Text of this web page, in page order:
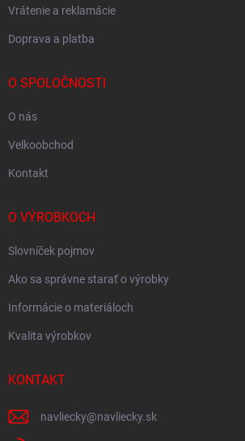
Vrátenie a reklamácie
Doprava a platba
O SPOLOČNOSTI
O nás
Velkoobchod
Kontakt
O VÝROBKOCH
Slovníček pojmov
Ako sa správne starať o výrobky
Informácie o materiáloch
Kvalita výrobkov
KONTAKT
navliecky@navliecky.sk